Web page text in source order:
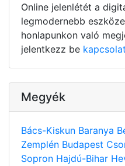
Online jelenlétét a
legmodernebb
honlapunkon való
jelentkezz be
Megyék
Bács-Kiskun Baranya
Zemplén Budapest
Sopron Hajdú-Bihar